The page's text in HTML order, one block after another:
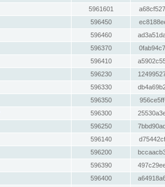
5961601
596450
596460
596370
596410
596230
596330
596350
596300
596250
596140
596200
596390
596400